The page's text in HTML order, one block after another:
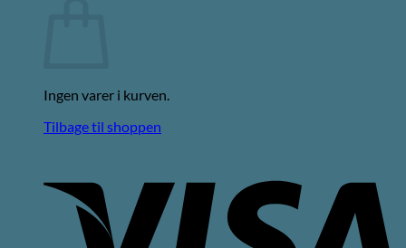
Ingen varer i kurven.
Tilbage til shoppen